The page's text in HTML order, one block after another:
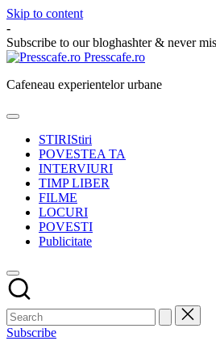
Skip to content
-
Subscribe to our bloghashter & never
Presscafe.ro
Cafeneau experientelor urbane
STIRIStiri
POVESTEA TA
INTERVIURI
TIMP LIBER
FILME
LOCURI
POVESTI
Publicitate
Subscribe